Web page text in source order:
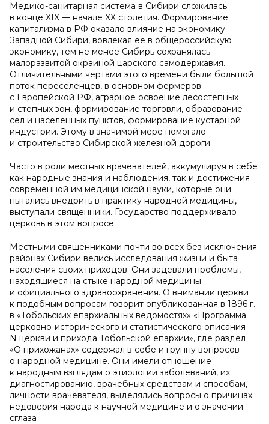
Медико-санитарная система в Сибири сложилась
в конце XIX — начале XX столетия. Формирование
капитализма в РФ оказало влияние на экономику
Западной Сибири, вовлекая ее в общероссийскую
экономику, тем не менее Сибирь сохранялась
малоразвитой окраиной царского самодержавия.
Отличительными чертами этого времени были большой
поток переселенцев, в основном фермеров
с Европейской РФ, аграрное освоение лесостепных
и степных зон, формирование торговли, образование
сел и населенных пунктов, формирование кустарной
индустрии. Этому в значимой мере помогало
и строительство Сибирской железной дороги.
Часто в роли местных врачевателей, аккумулируя в себе
как народные знания и наблюдения, так и достижения
современной им медицинской науки, которые они
пытались внедрить в практику народной медицины,
выступали священники. Государство поддерживало
церковь в этом вопросе.
Местными священниками почти во всех без исключения
районах Сибири велись исследования жизни и быта
населения своих приходов. Они задевали проблемы,
находящиеся на стыке народной медицины
и официального здравоохранения. О внимании церкви
к подобным вопросам говорит опубликованная в 1896 г.
в «Тобольских епархиальных ведомостях» «Программа
церковно-исторического и статистического описания
N церкви и прихода Тобольской епархии», где раздел
«О прихожанах» содержал в себе и группу вопросов
о народной медицине. Они имели отношение
к народным взглядам о этиологии заболеваний, их
диагностированию, врачебных средствам и способам,
личности врачевателя, выделялись вопросы о причинах
недоверия народа к научной медицине и о значении
сглаза